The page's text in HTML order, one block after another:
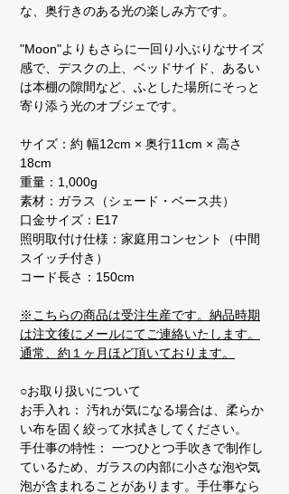
な、奥行きのある光の楽しみ方です。
"Moon"よりもさらに一回り小ぶりなサイズ
感で、デスクの上、ベッドサイド、あるい
は本棚の隙間など、ふとした場所にそっと
寄り添う光のオブジェです。
サイズ：約 幅12cm × 奥行11cm × 高さ
18cm
重量：1,000g
素材：ガラス（シェード・ベース共）
口金サイズ：E17
照明取付け仕様：家庭用コンセント（中間
スイッチ付き）
コード長さ：150cm
※こちらの商品は受注生産です。納品時期
は注文後にメールにてご連絡いたします。
通常、約１ヶ月ほど頂いております。
○お取り扱いについて
お手入れ： 汚れが気になる場合は、柔らか
い布を固く絞って水拭きしてください。
手仕事の特性： 一つひとつ手吹きで制作し
ているため、ガラスの内部に小さな泡や気
泡が含まれることがあります。手仕事なら